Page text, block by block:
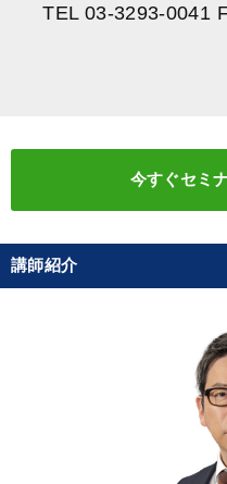
TEL 03-3293-0041
今すぐセミ
講師紹介